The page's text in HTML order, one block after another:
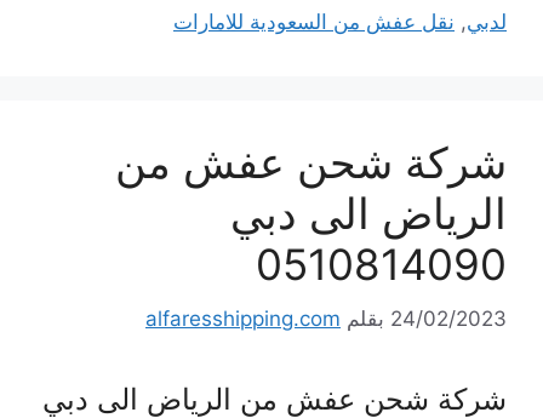
لدبي, نقل عفش من السعودية للامارات
شركة شحن عفش من
الرياض الى دبي
0510814090
24/02/2023 بقلم alfaresshipping.com
شركة شحن عفش من الرياض الى دبي